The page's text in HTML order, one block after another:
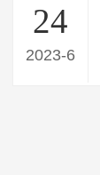
24
2023-6